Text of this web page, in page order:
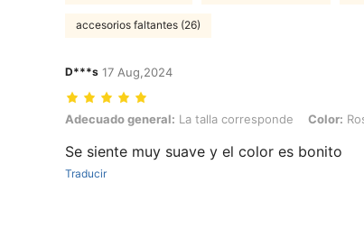
accesorios faltantes (26)
D***s 17 Aug,2024
Adecuado general: La talla corresponde, Color: Rosa, Talla:
Adecuado general: La talla corresponde Color:
Se siente muy suave y el color es bonito
Traducir